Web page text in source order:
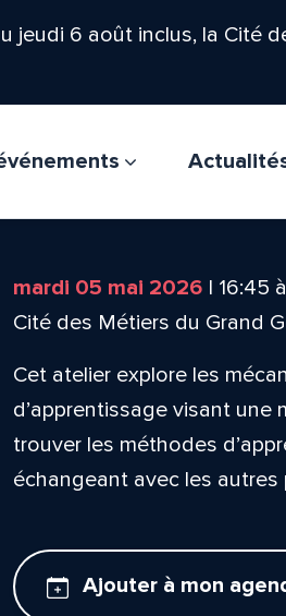
6 août inclus, la Cité
mardi 05 mai 2026| 16:45 à
Cité des Métiers du Grand
Cet atelier explore les
d’apprentissage visant une
trouver les méthodes
échangeant avec les
Ajouter à mon